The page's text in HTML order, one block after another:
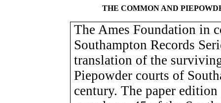
THE COMMON AND
The Ames Foundation in
Southampton Records
translation of the
Piepowder courts of
century. The paper